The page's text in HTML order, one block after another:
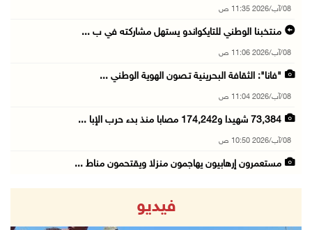
08/آب/2026 11:35 ص
منتخبنا الوطني للتايكواندو يستهل مشاركته في ب ...
08/آب/2026 11:06 ص
"فانا": الثقافة البحرينية تـصون الهوية الوطني ...
08/آب/2026 11:04 ص
73,384 شهيدا و174,242 مصابا منذ بدء حرب الإبا ...
08/آب/2026 10:50 ص
مستعمرون إرهابيون يهاجمون منزلا ويقتحمون مناط ...
قوات الاحتلال تجري تحقيقات ميدانية مع عشرات ا ...
فيديو